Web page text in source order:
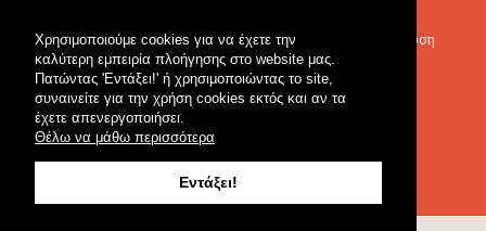
Χρησιμοποιούμε cookies για να έχετε την
καλύτερη εμπειρία πλοήγησης στο website μας.
Πατώντας 'Εντάξει!' ή χρησιμοποιώντας το site,
συναινείτε για την χρήση cookies εκτός και αν τα
έχετε απενεργοποιήσει.
Θέλω να μάθω περισσότερα
Εντάξει!
Μουσικό Βιβλιοπωλείο
Κρουστά & Εκπαιδευτικό Υλικό
Γενικό Βιβλιοπωλείο
Μουσική Εκπαίδευση
Fagotto Blog